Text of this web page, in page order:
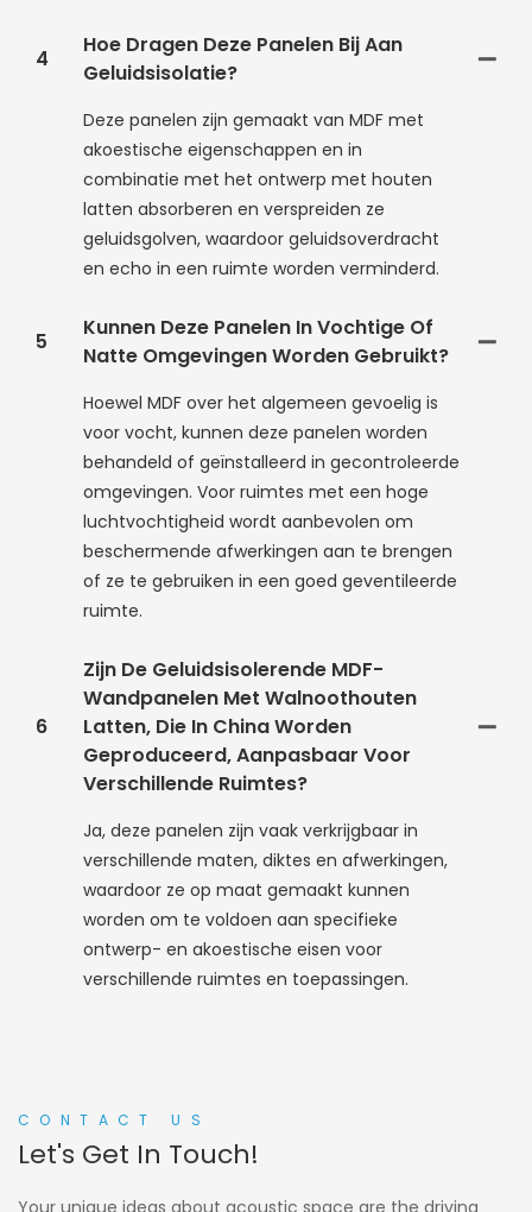
4
Hoe Dragen Deze Panelen Bij Aan
Geluidsisolatie?
Deze panelen zijn gemaakt van MDF met
akoestische eigenschappen en in
combinatie met het ontwerp met houten
latten absorberen en verspreiden ze
geluidsgolven, waardoor geluidsoverdracht
en echo in een ruimte worden verminderd.
5
Kunnen Deze Panelen In Vochtige Of
Natte Omgevingen Worden Gebruikt?
Hoewel MDF over het algemeen gevoelig is
voor vocht, kunnen deze panelen worden
behandeld of geïnstalleerd in gecontroleerde
omgevingen. Voor ruimtes met een hoge
luchtvochtigheid wordt aanbevolen om
beschermende afwerkingen aan te brengen
of ze te gebruiken in een goed geventileerde
ruimte.
6
Zijn De Geluidsisolerende MDF-
Wandpanelen Met Walnoothouten
Latten, Die In China Worden
Geproduceerd, Aanpasbaar Voor
Verschillende Ruimtes?
Ja, deze panelen zijn vaak verkrijgbaar in
verschillende maten, diktes en afwerkingen,
waardoor ze op maat gemaakt kunnen
worden om te voldoen aan specifieke
ontwerp- en akoestische eisen voor
verschillende ruimtes en toepassingen.
CONTACT US
Let's Get In Touch!
Your unique ideas about acoustic space are the driving